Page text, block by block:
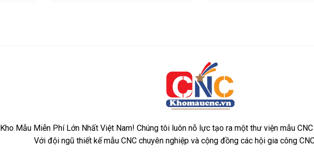
Kho Mẫu Miễn Phí Lớn Nhất Việt Nam! Chúng tôi luôn nỗ lực tạo ra một thư viện mẫu
Với đội ngũ thiết kế mẫu CNC chuyên nghiệp và cộng đồng các hội gia công